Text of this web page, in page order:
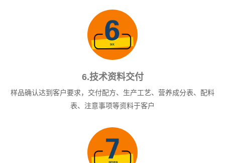
6.技术资料交付
样品确认达到客户要求，交付配方、生产工艺、营养成分表、配料
表、注意事项等资料于客户